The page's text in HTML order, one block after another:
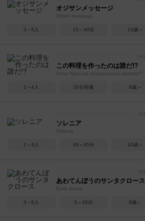
オジサンメッセージ
Ojisan messege
3～5人 15～30分 13歳～
この料理を作ったのは誰だ!?
Kono Ryori wo tsukuttanoha dareda!?
2～4人 20分前後 8歳～
ソレニア
Solenia
1～4人 30～45分 10歳～
あわてんぼうのサンタクロース
Early Santa
3～5人 5～10分 9歳～